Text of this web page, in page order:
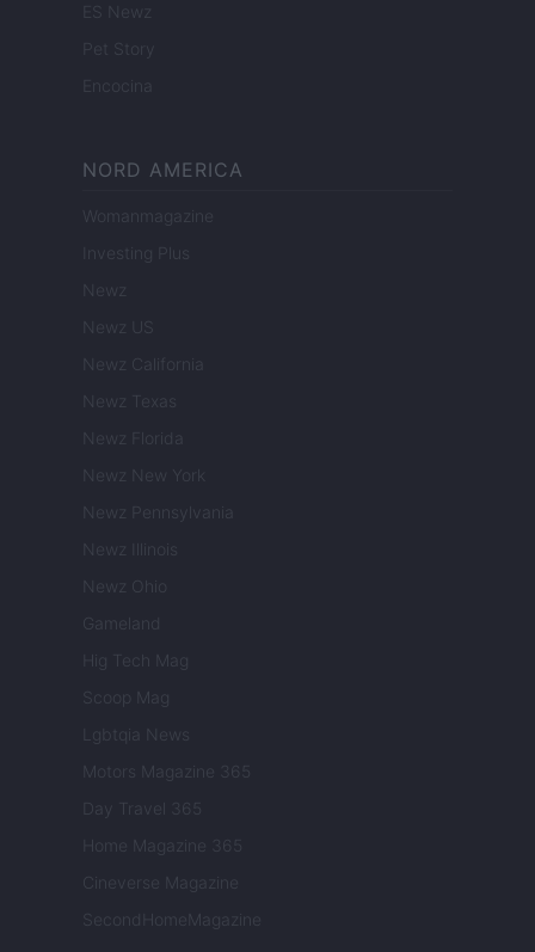
ES Newz
Encocina
NORD AMERICA
Womanmagazine
Investing Plus
Newz
Newz US
Newz California
Newz Texas
Newz Florida
Newz New York
Newz Pennsylvania
Newz Illinois
Newz Ohio
Gameland
Hig Tech Mag
Scoop Mag
Lgbtqia News
Motors Magazine 365
Day Travel 365
Home Magazine 365
Cineverse Magazine
SecondHomeMagazine